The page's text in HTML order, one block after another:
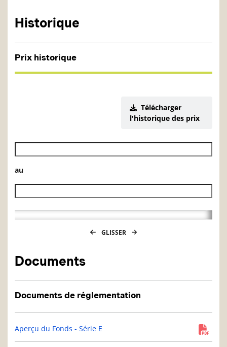
Historique
Prix historique
Télécharger
l'historique des prix
Date de début de l’historique des VL
au
Date de fin de l’historique des VL
GLISSER
Documents
Documents de réglementation
Aperçu du Fonds - Série E